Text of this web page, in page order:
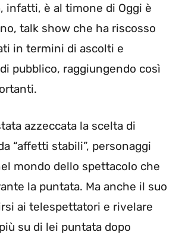
infatti, è al timone di Oggi è
talk show che ha riscosso
in termini di ascolti e
pubblico, raggiungendo così
azzeccata la scelta di
“affetti stabili”, personaggi
mondo dello spettacolo che
la puntata. Ma anche il suo
ai telespettatori e rivelare
su di lei puntata dopo